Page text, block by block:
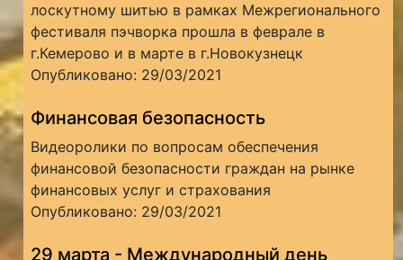
лоскутному шитью в рамках Межрегионального
фестиваля пэчворка прошла в феврале в
г.Кемерово и в марте в г.Новокузнецк
Опубликовано: 29/03/2021
Финансовая безопасность
Видеоролики по вопросам обеспечения
финансовой безопасности граждан на рынке
финансовых услуг и страхования
Опубликовано: 29/03/2021
29 марта - Международный день